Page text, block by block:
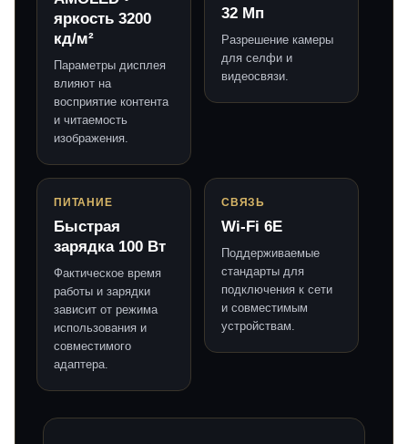
яркость 3200
кд/м²
Параметры дисплея
влияют на
восприятие контента
и читаемость
изображения.
32 Мп
Разрешение камеры
для селфи и
видеосвязи.
ПИТАНИЕ
Быстрая
зарядка 100 Вт
Фактическое время
работы и зарядки
зависит от режима
использования и
совместимого
адаптера.
СВЯЗЬ
Wi-Fi 6E
Поддерживаемые
стандарты для
подключения к сети
и совместимым
устройствам.